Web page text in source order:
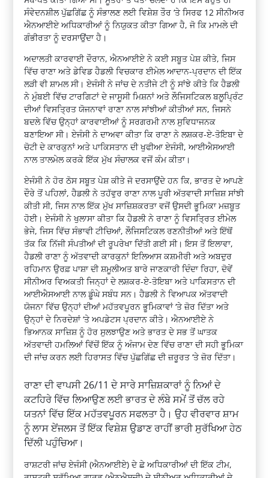
ਸੰਵੇਦਨਸ਼ੀਲ ਪੁੱਛਗਿੱਛ ਨੂੰ ਸੰਭਾਲਣ ਲਈ ਵਿਸ਼ੇਸ਼ ਤੌਰ ‘ਤੇ ਸਿਰਫ 12 ਸੀਨੀਅਰ
ਐਨਆਈਏ ਅਧਿਕਾਰੀਆਂ ਨੂੰ ਨਿਯੁਕਤ ਕੀਤਾ ਗਿਆ ਹੈ, ਜੋ ਕਿ ਮਾਮਲੇ ਦੀ
ਗੰਭੀਰਤਾ ਨੂੰ ਦਰਸਾਉਂਦਾ ਹੈ।
ਅਦਾਲਤੀ ਕਾਰਵਾਈ ਦੌਰਾਨ, ਐਨਆਈਏ ਨੇ ਕਈ ਸਬੂਤ ਪੇਸ਼ ਕੀਤੇ, ਜਿਸ
ਵਿੱਚ ਰਾਣਾ ਅਤੇ ਡੇਵਿਡ ਹੈਡਲੀ ਵਿਚਕਾਰ ਈਮੇਲ ਆਦਾਨ-ਪ੍ਰਦਾਨ ਦੀ ਇੱਕ
ਲੜੀ ਵੀ ਸ਼ਾਮਲ ਸੀ। ਏਜੰਸੀ ਨੇ ਜਾਂਚ ਦੇ ਨਤੀਜੇ ਟੀ ਨੂੰ ਸਾਂਝੇ ਕੀਤੇ ਕਿ ਹੈਡਲੀ
ਨੇ ਮੁੰਬਈ ਵਿੱਚ ਟਾਰਗਿਟਾਂ ਦੇ ਜਾਸੂਸੀ ਮਿਸ਼ਨਾਂ ਅਤੇ ਲੌਜਿਸਟਿਕਲ ਬਲੂਪ੍ਰਿੰਟ
ਦੀਆਂ ਵਿਸਤ੍ਰਿਤ ਯੋਜਨਾਵਾਂ ਰਾਣਾ ਨਾਲ ਸਾਂਝੀਆਂ ਕੀਤੀਆਂ ਸਨ, ਜਿਸਨੇ
ਬਦਲੇ ਵਿੱਚ ਉਨ੍ਹਾਂ ਕਾਰਵਾਈਆਂ ਨੂੰ ਸਰਗਰਮੀ ਨਾਲ ਸੁਵਿਧਾਜਨਕ
ਬਣਾਇਆ ਸੀ। ਏਜੰਸੀ ਨੇ ਦਾਅਵਾ ਕੀਤਾ ਕਿ ਰਾਣਾ ਨੇ ਲਸ਼ਕਰ-ਏ-ਤੋਇਬਾ ਦੇ
ਚੋਟੀ ਦੇ ਕਾਰਕੁਨਾਂ ਅਤੇ ਪਾਕਿਸਤਾਨ ਦੀ ਖੁਫੀਆ ਏਜੰਸੀ, ਆਈਐਸਆਈ
ਨਾਲ ਤਾਲਮੇਲ ਕਰਕੇ ਇੱਕ ਮੁੱਖ ਸੰਚਾਲਕ ਵਜੋਂ ਕੰਮ ਕੀਤਾ।
ਏਜੰਸੀ ਨੇ ਹੋਰ ਠੋਸ ਸਬੂਤ ਪੇਸ਼ ਕੀਤੇ ਜੋ ਦਰਸਾਉਂਦੇ ਹਨ ਕਿ, ਭਾਰਤ ਦੇ ਆਪਣੇ
ਦੌਰੇ ਤੋਂ ਪਹਿਲਾਂ, ਹੈਡਲੀ ਨੇ ਤਹੱਵੁਰ ਰਾਣਾ ਨਾਲ ਪੂਰੀ ਅੱਤਵਾਦੀ ਸਾਜ਼ਿਸ਼ ਸਾਂਝੀ
ਕੀਤੀ ਸੀ, ਜਿਸ ਨਾਲ ਇੱਕ ਮੁੱਖ ਸਾਜ਼ਿਸ਼ਕਰਤਾ ਵਜੋਂ ਉਸਦੀ ਭੂਮਿਕਾ ਮਜ਼ਬੂਤ ​​
ਹੋਈ। ਏਜੰਸੀ ਨੇ ਖੁਲਾਸਾ ਕੀਤਾ ਕਿ ਹੈਡਲੀ ਨੇ ਰਾਣਾ ਨੂੰ ਵਿਸਤ੍ਰਿਤ ਈਮੇਲ
ਭੇਜੇ, ਜਿਸ ਵਿੱਚ ਸੰਭਾਵੀ ਟੀਚਿਆਂ, ਲੌਜਿਸਟਿਕਲ ਰਣਨੀਤੀਆਂ ਅਤੇ ਇੱਥੋਂ
ਤੱਕ ਕਿ ਨਿੱਜੀ ਸੰਪਤੀਆਂ ਦੀ ਰੂਪਰੇਖਾ ਦਿੱਤੀ ਗਈ ਸੀ। ਇਸ ਤੋਂ ਇਲਾਵਾ,
ਹੈਡਲੀ ਰਾਣਾ ਨੂੰ ਅੱਤਵਾਦੀ ਕਾਰਕੁਨਾਂ ਇਲਿਆਸ ਕਸ਼ਮੀਰੀ ਅਤੇ ਅਬਦੁਰ
ਰਹਿਮਾਨ ਉਰਫ਼ ਪਾਸ਼ਾ ਦੀ ਸ਼ਮੂਲੀਅਤ ਬਾਰੇ ਜਾਣਕਾਰੀ ਦਿੰਦਾ ਰਿਹਾ, ਦੋਵੇਂ
ਸੀਨੀਅਰ ਵਿਅਕਤੀ ਜਿਨ੍ਹਾਂ ਦੇ ਲਸ਼ਕਰ-ਏ-ਤੋਇਬਾ ਅਤੇ ਪਾਕਿਸਤਾਨ ਦੀ
ਆਈਐਸਆਈ ਨਾਲ ਡੂੰਘੇ ਸਬੰਧ ਸਨ। ਹੈਡਲੀ ਨੇ ਵਿਆਪਕ ਅੱਤਵਾਦੀ
ਯੋਜਨਾ ਵਿੱਚ ਉਨ੍ਹਾਂ ਦੀਆਂ ਮਹੱਤਵਪੂਰਨ ਭੂਮਿਕਾਵਾਂ ‘ਤੇ ਜ਼ੋਰ ਦਿੱਤਾ ਅਤੇ
ਉਨ੍ਹਾਂ ਦੇ ਨਿਰਦੇਸ਼ਾਂ ‘ਤੇ ਅਪਡੇਟਸ ਪ੍ਰਦਾਨ ਕੀਤੇ। ਐਨਆਈਏ ਨੇ
ਭਿਆਨਕ ਸਾਜ਼ਿਸ਼ ਨੂੰ ਹੋਰ ਸੁਲਝਾਉਣ ਅਤੇ ਭਾਰਤ ਦੇ ਸਭ ਤੋਂ ਘਾਤਕ
ਅੱਤਵਾਦੀ ਹਮਲਿਆਂ ਵਿੱਚੋਂ ਇੱਕ ਨੂੰ ਅੰਜਾਮ ਦੇਣ ਵਿੱਚ ਰਾਣਾ ਦੀ ਸਹੀ ਭੂਮਿਕਾ
ਦੀ ਜਾਂਚ ਕਰਨ ਲਈ ਹਿਰਾਸਤ ਵਿੱਚ ਪੁੱਛਗਿੱਛ ਦੀ ਜ਼ਰੂਰਤ ‘ਤੇ ਜ਼ੋਰ ਦਿੱਤਾ।
ਰਾਣਾ ਦੀ ਵਾਪਸੀ 26/11 ਦੇ ਸਾਰੇ ਸਾਜ਼ਿਸ਼ਕਾਰਾਂ ਨੂੰ ਨਿਆਂ ਦੇ
ਕਟਹਿਰੇ ਵਿੱਚ ਲਿਆਉਣ ਲਈ ਭਾਰਤ ਦੇ ਲੰਬੇ ਸਮੇਂ ਤੋਂ ਚੱਲ ਰਹੇ
ਯਤਨਾਂ ਵਿੱਚ ਇੱਕ ਮਹੱਤਵਪੂਰਨ ਸਫਲਤਾ ਹੈ। ਉਹ ਵੀਰਵਾਰ ਸ਼ਾਮ
ਨੂੰ ਲਾਸ ਏਂਜਲਸ ਤੋਂ ਇੱਕ ਵਿਸ਼ੇਸ਼ ਉਡਾਣ ਰਾਹੀਂ ਭਾਰੀ ਸੁਰੱਖਿਆ ਹੇਠ
ਦਿੱਲੀ ਪਹੁੰਚਿਆ।
ਰਾਸ਼ਟਰੀ ਜਾਂਚ ਏਜੰਸੀ (ਐਨਆਈਏ) ਦੇ ਛੇ ਅਧਿਕਾਰੀਆਂ ਦੀ ਇੱਕ ਟੀਮ,